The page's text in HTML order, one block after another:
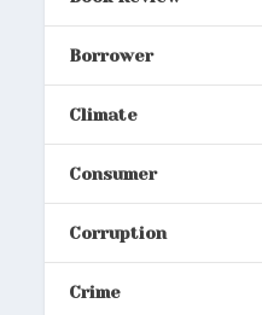
Borrower
Climate
Consumer
Corruption
Crime